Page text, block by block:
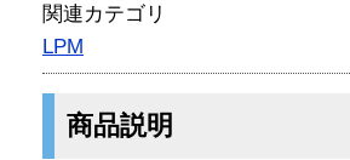
関連カテゴリ
LPM
商品説明